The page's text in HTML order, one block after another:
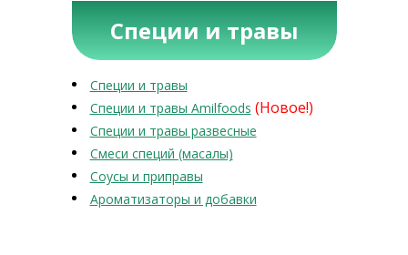
Специи и травы
Специи и травы
Специи и травы Amilfoods (Новое!)
Специи и травы развесные
Смеси специй (масалы)
Соусы и приправы
Ароматизаторы и добавки